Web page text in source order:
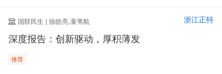
国联民生 | 徐皓亮,童苇航 浙江正特
深度报告：创新驱动，厚积薄发
推荐